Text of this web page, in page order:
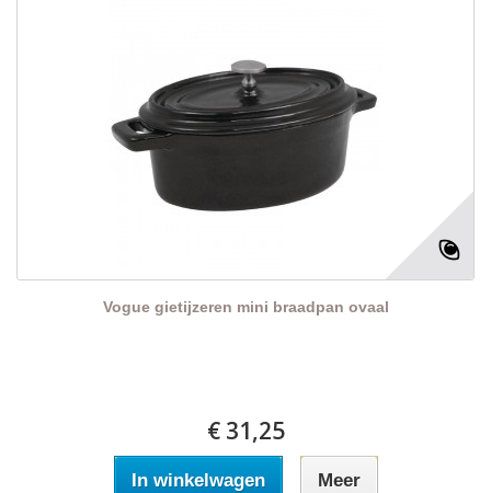
Vogue gietijzeren mini braadpan ovaal
€ 31,25
In winkelwagen Meer